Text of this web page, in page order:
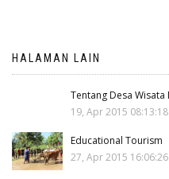
HALAMAN LAIN
Tentang Desa Wisata
19, Apr 2015 08:13:18
Educational Tourism
27, Apr 2015 16:06:26